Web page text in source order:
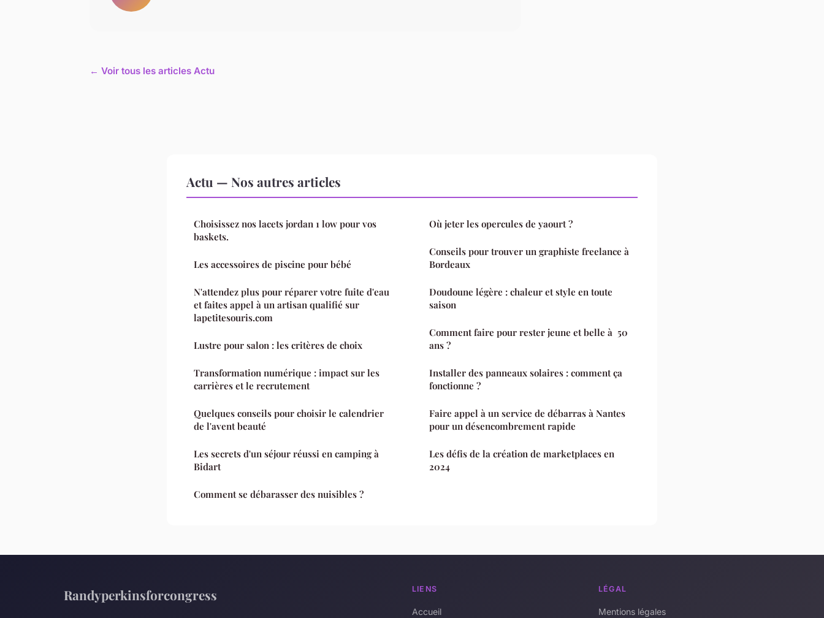
← Voir tous les articles Actu
Actu — Nos autres articles
Choisissez nos lacets jordan 1 low pour vos
baskets.
Les accessoires de piscine pour bébé
N'attendez plus pour réparer votre fuite d'eau
et faites appel à un artisan qualifié sur
lapetitesouris.com
Lustre pour salon : les critères de choix
Transformation numérique : impact sur les
carrières et le recrutement
Quelques conseils pour choisir le calendrier
de l'avent beauté
Les secrets d'un séjour réussi en camping à
Bidart
Comment se débarasser des nuisibles ?
Où jeter les opercules de yaourt ?
Conseils pour trouver un graphiste freelance à
Bordeaux
Doudoune légère : chaleur et style en toute
saison
Comment faire pour rester jeune et belle à 50
ans ?
Installer des panneaux solaires : comment ça
fonctionne ?
Faire appel à un service de débarras à Nantes
pour un désencombrement rapide
Les défis de la création de marketplaces en
2024
Randyperkinsforcongress LIENS
Accueil
LÉGAL
Mentions légales